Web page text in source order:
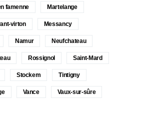
famenne Martelange
virton Messancy
Namur Neufchateau
Rossignol Saint-Mard
Stockem Tintigny
Vance Vaux-sur-sûre